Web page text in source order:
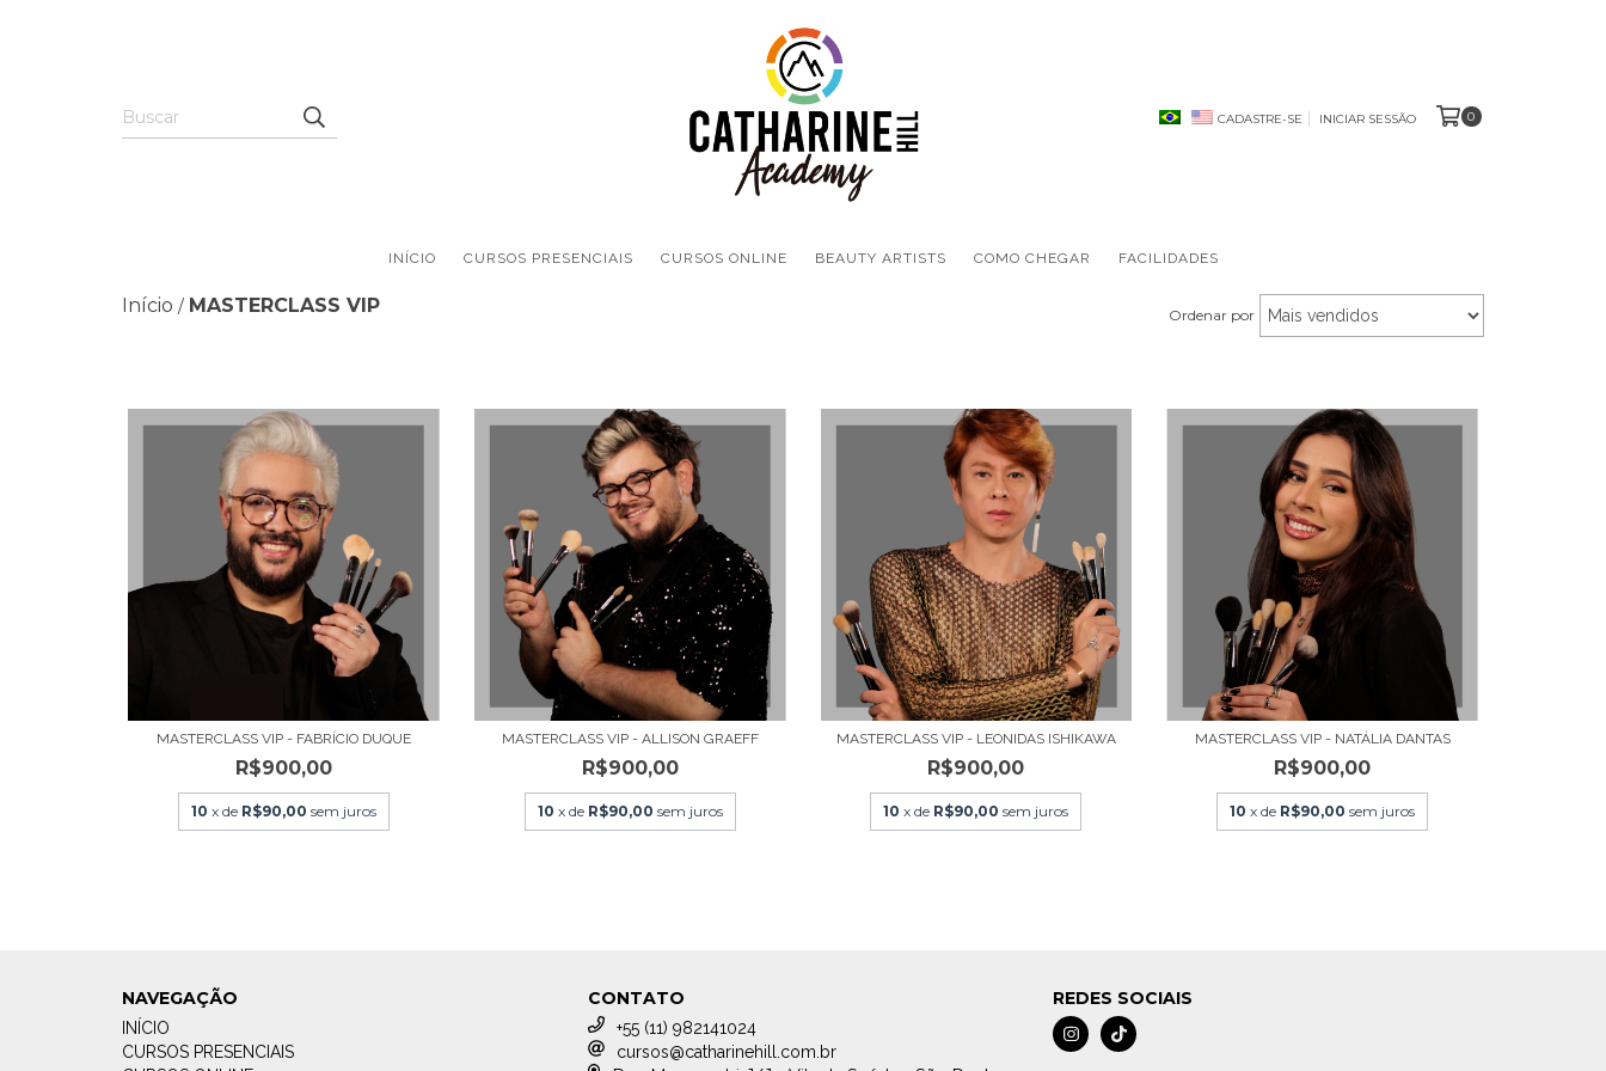
CADASTRE-SE INICIAR SESSÃO 0
INÍCIO CURSOS PRESENCIAIS CURSOS ONLINE BEAUTY ARTISTS COMO CHEGAR FACILIDADES
Início / MASTERCLASS VIP Ordenar por
MASTERCLASS VIP - FABRÍCIO DUQUE
R$900,00
10 x de R$90,00 sem juros
MASTERCLASS VIP - ALLISON GRAEFF
R$900,00
10 x de R$90,00 sem juros
MASTERCLASS VIP - LEONIDAS ISHIKAWA
R$900,00
10 x de R$90,00 sem juros
MASTERCLASS VIP - NATÁLIA DANTAS
R$900,00
10 x de R$90,00 sem juros
NAVEGAÇÃO
INÍCIO
CURSOS PRESENCIAIS
CONTATO
+55 (11) 982141024
cursos@catharinehill.com.br
REDES SOCIAIS